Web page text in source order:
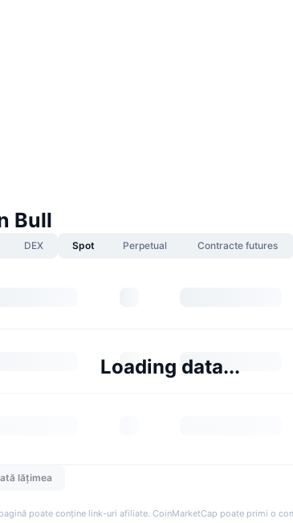
Bull
DEX Spot Perpetual Contracte futures
Loading data...
lățimea
poate conține link-uri afiliate. CoinMarketCap poate primi o